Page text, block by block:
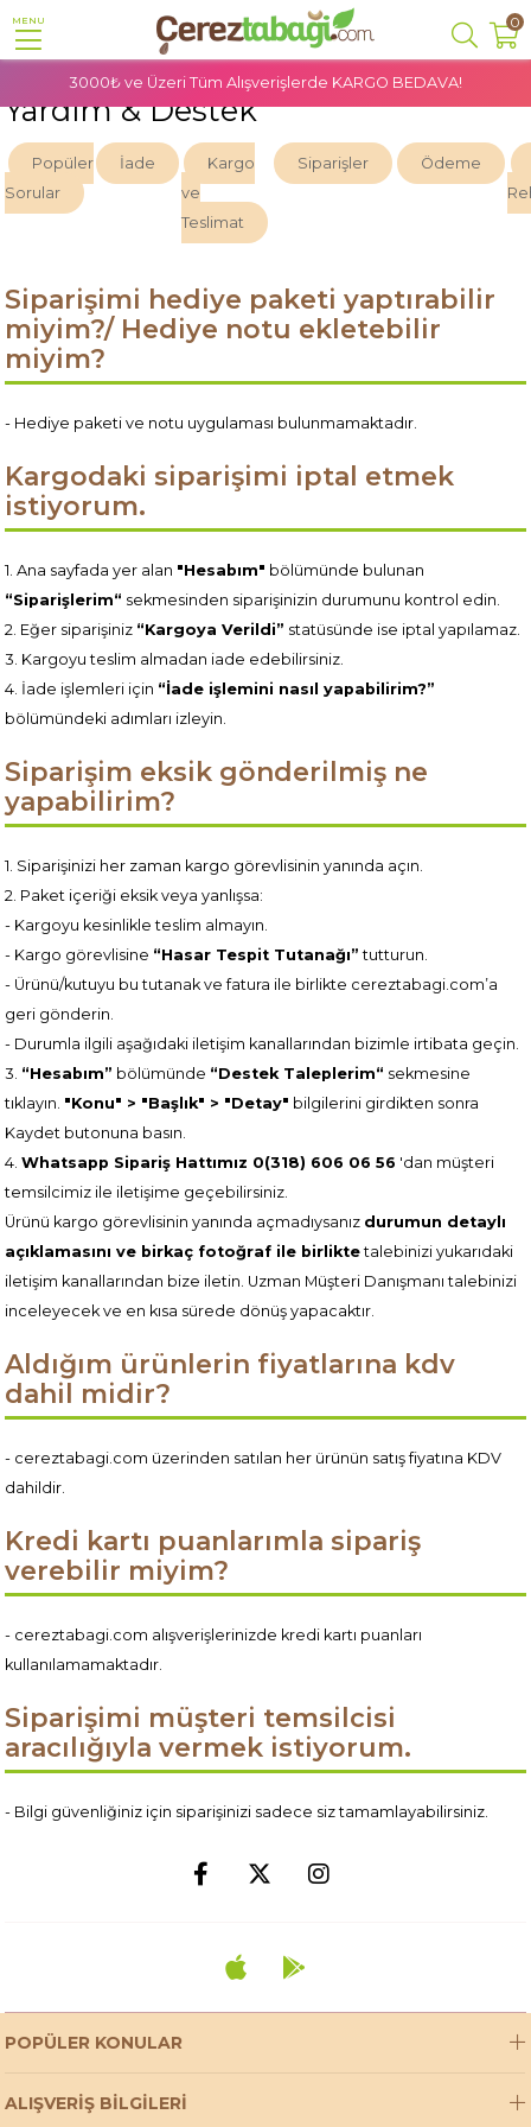
MENU 0
3000₺ ve Üzeri Tüm Alışverişlerde KARGO BEDAVA!
Yardım & Destek
Popüler
Sorular
İade
Kargo
ve
Teslimat
Siparişler
Ödeme
Siparişimi hediye paketi yaptırabilir
miyim?/ Hediye notu ekletebilir
miyim?
- Hediye paketi ve notu uygulaması bulunmamaktadır.
Kargodaki siparişimi iptal etmek
istiyorum.
1. Ana sayfada yer alan "Hesabım" bölümünde bulunan
“Siparişlerim“ sekmesinden siparişinizin durumunu kontrol edin.
2. Eğer siparişiniz “Kargoya Verildi” statüsünde ise iptal yapılamaz.
3. Kargoyu teslim almadan iade edebilirsiniz.
4. İade işlemleri için “İade işlemini nasıl yapabilirim?”
bölümündeki adımları izleyin.
Siparişim eksik gönderilmiş ne
yapabilirim?
1. Siparişinizi her zaman kargo görevlisinin yanında açın.
2. Paket içeriği eksik veya yanlışsa:
- Kargoyu kesinlikle teslim almayın.
- Kargo görevlisine “Hasar Tespit Tutanağı” tutturun.
- Ürünü/kutuyu bu tutanak ve fatura ile birlikte cereztabagi.com’a
geri gönderin.
- Durumla ilgili aşağıdaki iletişim kanallarından bizimle irtibata geçin.
3. “Hesabım” bölümünde “Destek Taleplerim“ sekmesine
tıklayın. "Konu" > "Başlık" > "Detay" bilgilerini girdikten sonra
Kaydet butonuna basın.
4.Whatsapp Sipariş Hattımız 0(318) 606 06 56 'dan müşteri
temsilcimiz ile iletişime geçebilirsiniz.
Ürünü kargo görevlisinin yanında açmadıysanız durumun detaylı
açıklamasını ve birkaç fotoğraf ile birliktetalebinizi yukarıdaki
iletişim kanallarından bize iletin. Uzman Müşteri Danışmanı talebinizi
inceleyecek ve en kısa sürede dönüş yapacaktır.
Aldığım ürünlerin fiyatlarına kdv
dahil midir?
- cereztabagi.com üzerinden satılan her ürünün satış fiyatına KDV
dahildir.
Kredi kartı puanlarımla sipariş
verebilir miyim?
- cereztabagi.com alışverişlerinizde kredi kartı puanları
kullanılamamaktadır.
Siparişimi müşteri temsilcisi
aracılığıyla vermek istiyorum.
- Bilgi güvenliğiniz için siparişinizi sadece siz tamamlayabilirsiniz.
POPÜLER KONULAR
ALIŞVERİŞ BİLGİLERİ